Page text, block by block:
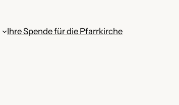
Ihre Spende für die Pfarrkirche